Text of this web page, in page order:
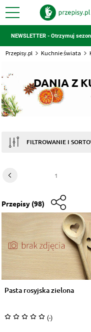
NEWSLETTER - Otrzymuj
Przepisy.pl Kuchnie świata
DANIA Z
FILTROWANIE I
1
Przepisy (98)
Pasta rosyjska zielona
(-)